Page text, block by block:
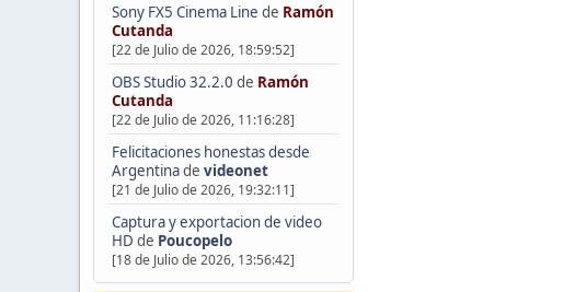
Sony FX5 Cinema Line de Ramón
Cutanda
[22 de Julio de 2026, 18:59:52]
OBS Studio 32.2.0 de Ramón
Cutanda
[22 de Julio de 2026, 11:16:28]
Felicitaciones honestas desde
Argentinade videonet
[21 de Julio de 2026, 19:32:11]
Captura y exportacion de video
HD de Poucopelo
[18 de Julio de 2026, 13:56:42]